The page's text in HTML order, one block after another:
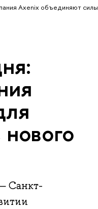
Axenix объединяют силы
Санкт-